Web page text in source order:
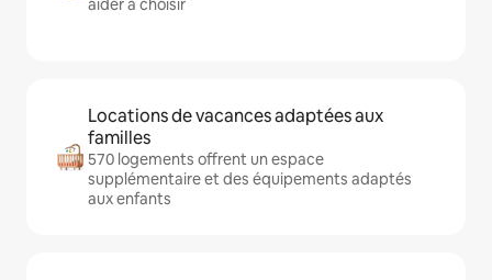
aider à choisir
Locations de vacances adaptées aux
familles
570 logements offrent un espace
supplémentaire et des équipements adaptés
aux enfants